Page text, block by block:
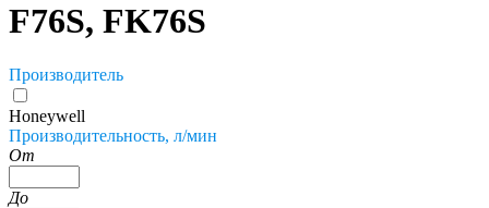
F76S, FK76S
Производитель
Honeywell
Производительность, л/мин
От
До